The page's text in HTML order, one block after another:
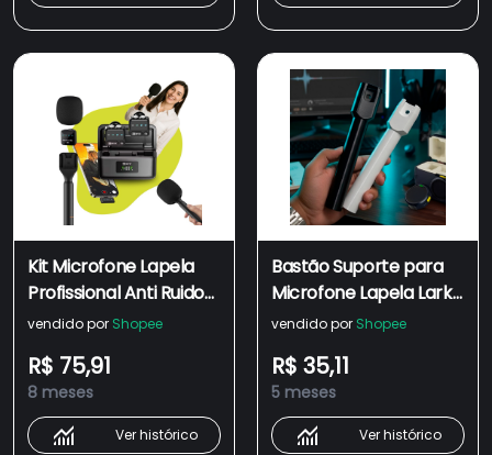
Kit Microfone Lapela
Profissional Anti Ruido
p/ Celular com Bastão
Vídeos Podcast
vendido por Shopee
R$ 75,91
8 meses
Ver histórico
Bastão Suporte para
Microfone Lapela Lark
M2 Adaptador De Mão
vendido por Shopee
R$ 35,11
5 meses
Ver histórico